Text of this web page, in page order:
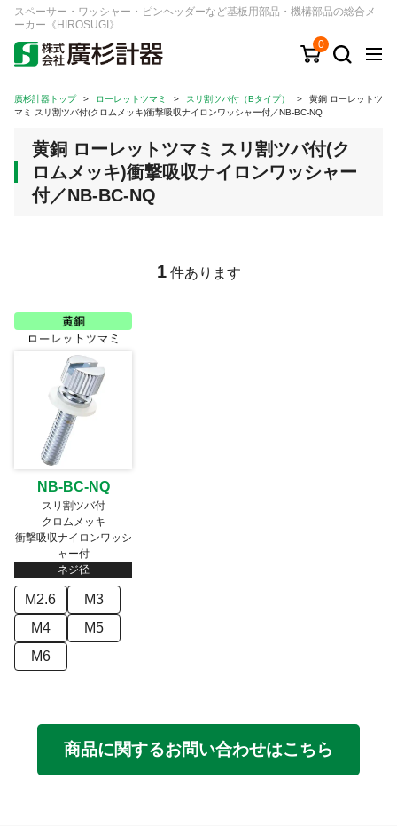
スペーサー・ワッシャー・ピンヘッダーなど基板用部品・機構部品の総合メ
ーカー《HIROSUGI》
0
キーワード 品番/シリーズ
商品カテゴリから探す
ジャンルから探す
シリーズから探す
ご利用ガイド
お問い合わせ窓口
会社情報
廣杉計器トップ > ローレットツマミ > スリ割ツバ付（Bタイプ） >
黄銅 ローレットツ
マミ スリ割ツバ付(クロムメッキ)衝撃吸収ナイロンワッシャー付／NB-BC-NQ
黄銅 ローレットツマミ スリ割ツバ付(ク
ロムメッキ)衝撃吸収ナイロンワッシャー
付／NB-BC-NQ
1 件あります
NB-BC-NQ
スリ割ツバ付
クロムメッキ
衝撃吸収ナイロンワッシ
ャー付
ネジ径
M2.6
M3
M4
M5
M6
商品に関するお問い合わせはこちら